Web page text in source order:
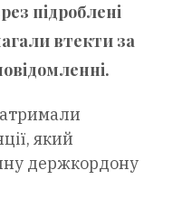
підроблені
втекти за
який
держкордону